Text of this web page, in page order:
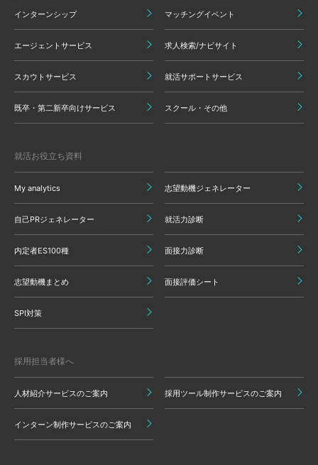
インターンシップ マッチングイベント
エージェントサービス 求人検索/ナビサイト
スカウトサービス 就活サポートサービス
既卒・第二新卒向けサービス スクール・その他
就活お役立ち資料
My analytics 志望動機ジェネレーター
自己PRジェネレーター 就活力診断
内定者ES100種 面接力診断
志望動機まとめ 面接評価シート
SPI対策
採用担当者様へ
人材紹介サービスのご案内 採用ツール制作サービスのご案内
インターン制作サービスのご案内